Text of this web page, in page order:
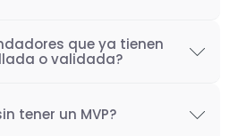
una organización capaz
de manera iterativa,
se les conoce
que ya tienen
o validada?
un proceso iterativo
tener un MVP?